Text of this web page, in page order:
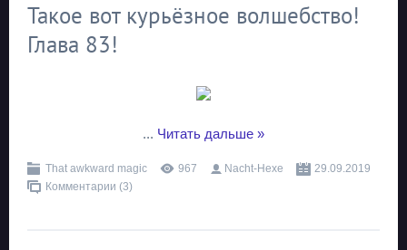
Такое вот курьёзное волшебство!
Глава 83!
... Читать дальше »
That awkward magic 967 Nacht-Hexe
29.09.2019
Комментарии (3)